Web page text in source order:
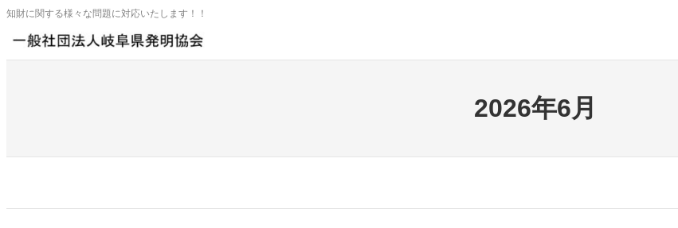
内
ス
知財に関する様々な問題に対応いたします！！
2026年6月